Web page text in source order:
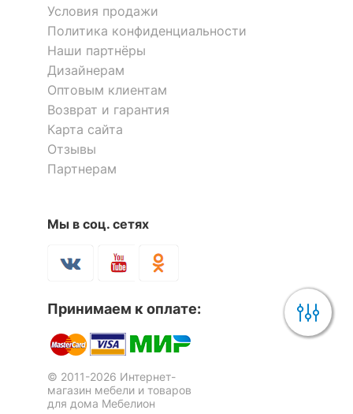
Условия продажи
Политика конфиденциальности
Наши партнёры
Дизайнерам
Оптовым клиентам
Возврат и гарантия
Карта сайта
Отзывы
Партнерам
Мы в соц. сетях
Принимаем к оплате:
© 2011-2026 Интернет-
магазин мебели и товаров
для дома Мебелион